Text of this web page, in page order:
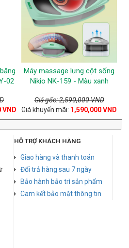
02
VND
Máy massage lưng cột sống
Nikio NK-159 - Màu xanh
Giá gốc: 2,590,000 VND
Giá khuyến mãi: 1,590,000 VND
HỖ TRỢ KHÁCH HÀNG
Giao hàng và thanh toán
Đổi trả hàng sau 7 ngày
Bảo hành bảo trì sản phẩm
Cam kết bảo mật thông tin